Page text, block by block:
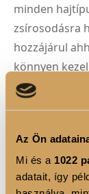
Az Ön
Mi és a 1022
adatait, így
minden
zsírosodásra
hozzájárul
könnyen
Élvezze a
otthonában a
BALANCE
Használati
1. Nedvesítse